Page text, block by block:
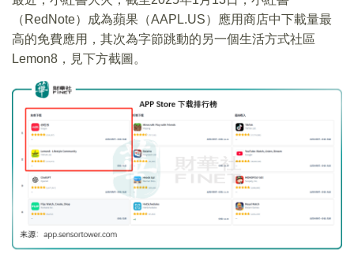
（RedNote）成為蘋果（AAPL.US）應用商店中下載量最
高的免費應用，其次為字節跳動的另一個生活方式社區
Lemon8，見下方截圖。